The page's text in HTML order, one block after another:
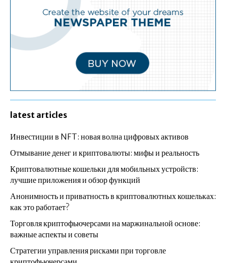
latest articles
Инвестиции в NFT: новая волна цифровых активов
Отмывание денег и криптовалюты: мифы и реальность
Криптовалютные кошельки для мобильных устройств:
лучшие приложения и обзор функций
Анонимность и приватность в криптовалютных кошельках:
как это работает?
Торговля криптофьючерсами на маржинальной основе:
важные аспекты и советы
Стратегии управления рисками при торговле